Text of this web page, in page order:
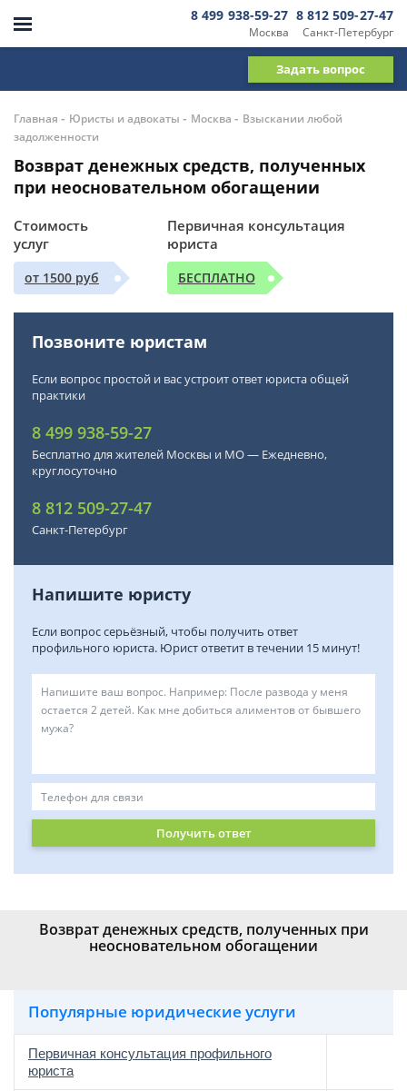
Москва
8 499 938-59-27
Санкт-Петербург
8 812 509-27-47
Задать вопрос
Главная - Юристы и адвокаты - Москва - Взыскании любой
задолженности
Возврат денежных средств, полученных
при неосновательном обогащении
Стоимость
услуг
от 1500 руб
Первичная консультация
юриста
БЕСПЛАТНО
Позвоните юристам
Если вопрос простой и вас устроит ответ юриста общей
практики
8 499 938-59-27
Бесплатно для жителей Москвы и МО — Ежедневно,
круглосуточно
8 812 509-27-47
Санкт-Петербург
Напишите юристу
Если вопрос серьёзный, чтобы получить ответ
профильного юриста. Юрист ответит в течении 15 минут!
Получить ответ
Возврат денежных средств, полученных при
неосновательном обогащении
Популярные юридические услуги
Первичная консультация профильного
юриста